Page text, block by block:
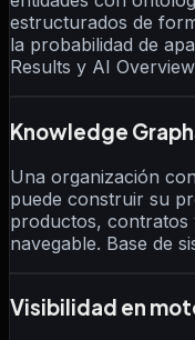
estructurados de
la probabilidad de
Results y AI
Knowledge
Una organización
puede construir su
productos, contratos
navegable. Base de
Visibilidad en